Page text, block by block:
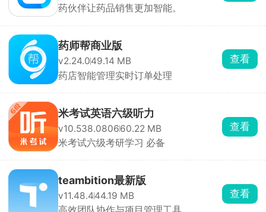
药伙伴让药品销售更加智能。
药师帮商业版
v2.24.049.14 MB
药店智能管理实时订单处理
查看
米考试英语六级听力
v10.538.080660.22 MB
米考试六级考研学习 必备
查看
teambition最新版
v11.48.444.19 MB
查看